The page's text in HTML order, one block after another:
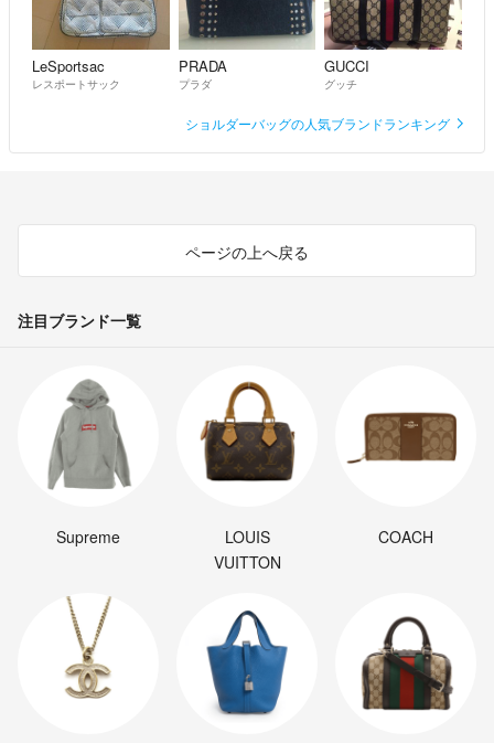
LeSportsac
レスポートサック
PRADA
プラダ
GUCCI
グッチ
ショルダーバッグの人気ブランドランキング
ページの上へ戻る
注目ブランド一覧
Supreme
LOUIS
VUITTON
COACH